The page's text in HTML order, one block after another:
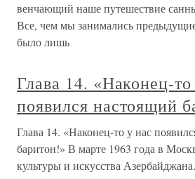
венчающий наше путешествие
Все, чем мы занимались
было лишь
Глава 14. «Наконец-
появился настоящий
Глава 14. «Наконец-то у нас
баритон!» В марте 1963 года в
культуры и искусства